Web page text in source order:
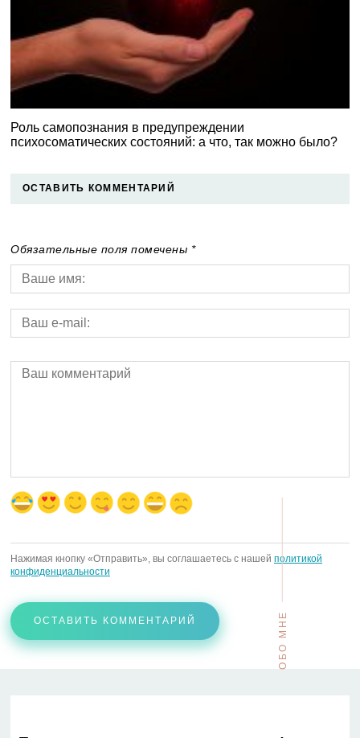
Роль самопознания в предупреждении
психосоматических состояний: а что, так можно было?
ОСТАВИТЬ КОММЕНТАРИЙ
Обязательные поля помечены *
Нажимая кнопку «Отправить», вы соглашаетесь с нашей политикой
конфиденциальности
ОСТАВИТЬ КОММЕНТАРИЙ ОБО МНЕ